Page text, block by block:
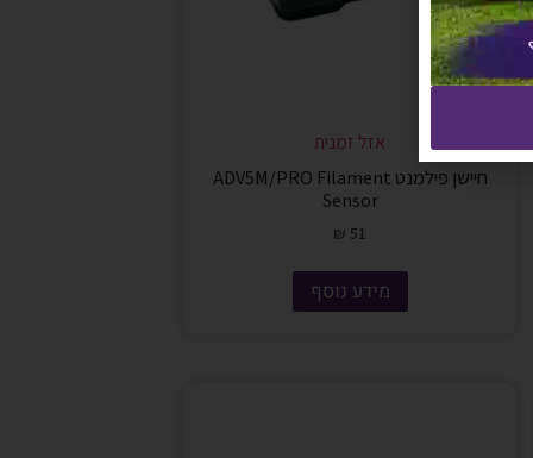
אזל זמנית
חיישן פילמנט ADV5M/PRO Filament
Sensor
₪ 51
מידע נוסף